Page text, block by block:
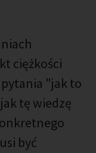
ciężkości
"jak to
tę wiedzę
być